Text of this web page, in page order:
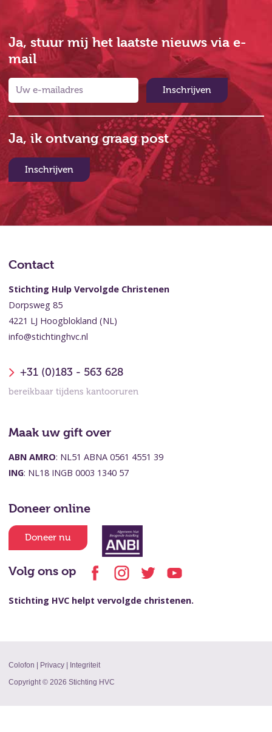
Ja, stuur mij het laatste nieuws via e-
mail
Inschrijven
Ja, ik ontvang graag post
Inschrijven
Contact
Stichting Hulp Vervolgde Christenen
Dorpsweg 85
4221 LJ Hoogblokland (NL)
info@stichtinghvc.nl
+31 (0)183 - 563 628
bereikbaar tijdens kantooruren
Maak uw gift over
ABN AMRO: NL51 ABNA 0561 4551 39
ING: NL18 INGB 0003 1340 57
Doneer online
Doneer nu
Volg ons op
Stichting HVC helpt vervolgde christenen.
Colofon | Privacy| Integriteit
Copyright © 2026 Stichting HVC